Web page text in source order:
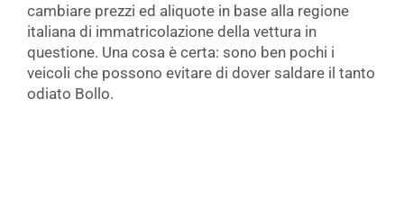
cambiare prezzi ed aliquote in base alla regione
italiana di immatricolazione della vettura in
questione. Una cosa è certa: sono ben pochi i
veicoli che possono evitare di dover saldare il tanto
odiato Bollo.